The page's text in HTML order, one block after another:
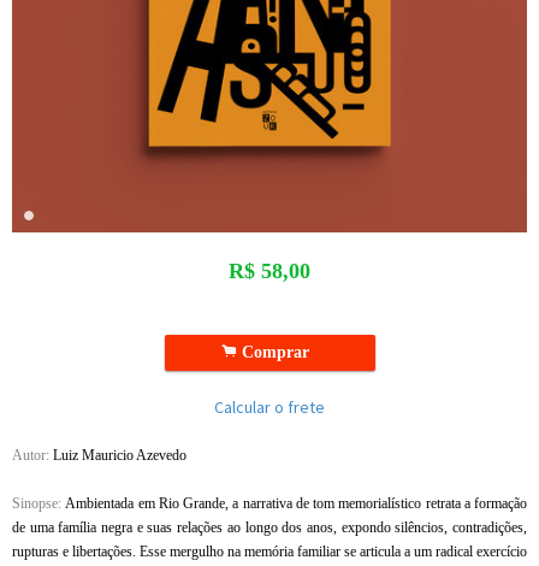
R$ 58,00
.Comprar
Calcular o frete
Autor: Luiz Mauricio Azevedo
Sinopse: Ambientada em Rio Grande, a narrativa de tom memorialístico retrata a formação
de uma família negra e suas relações ao longo dos anos, expondo silêncios, contradições,
rupturas e libertações. Esse mergulho na memória familiar se articula a um radical exercício